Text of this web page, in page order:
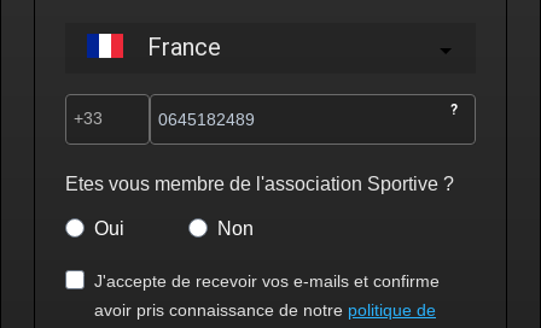
France
?
Etes vous membre de l'association Sportive ?
Oui Non
J'accepte de recevoir vos e-mails et confirme
avoir pris connaissance de notre politique de